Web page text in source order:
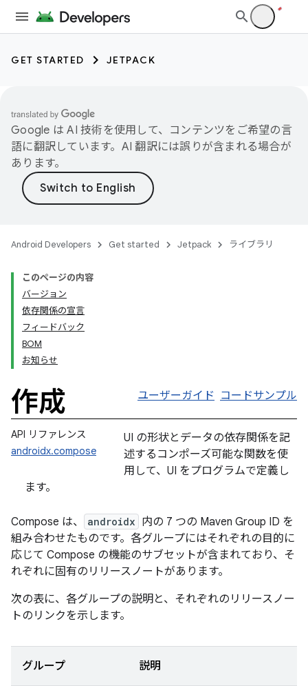
GET STARTED JETPACK
Google は AI 技術を使用して、コンテンツをご希望の言
語に翻訳しています。AI 翻訳には誤りが含まれる場合が
あります。
Android Developers Get started Jetpack ライブラリ
このページの内容
バージョン
依存関係の宣言
フィードバック
BOM
お知らせ
作成 ユーザーガイド コードサンプル
API リファレンス
androidx.compose
UI の形状とデータの依存関係を記
述するコンポーズ可能な関数を使
用して、UI をプログラムで定義し
ます。
Compose は、 androidx 内の 7 つの Maven Group ID を
組み合わせたものです。各グループにはそれぞれの目的に
応じて Compose の機能のサブセットが含まれており、そ
れぞれに固有のリリースノートがあります。
次の表に、各グループの説明と、それぞれのリリースノー
トのリンクを示します。
グループ 説明